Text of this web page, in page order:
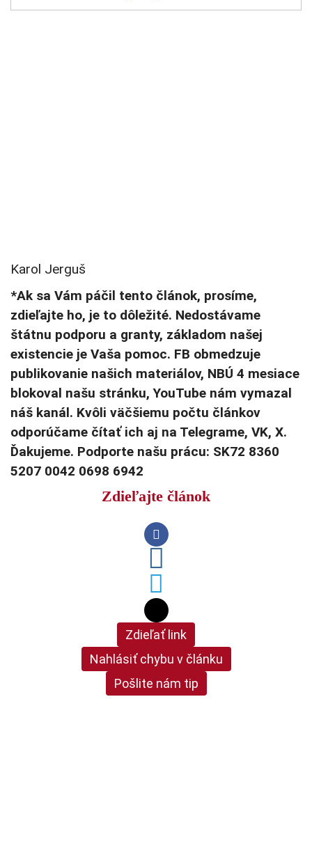
Karol Jerguš
*Ak sa Vám páčil tento článok, prosíme,
zdieľajte ho, je to dôležité. Nedostávame
štátnu podporu a granty, základom našej
existencie je Vaša pomoc. FB obmedzuje
publikovanie našich materiálov, NBÚ 4 mesiace
blokoval našu stránku, YouTube nám vymazal
náš kanál. Kvôli väčšiemu počtu článkov
odporúčame čítať ich aj na Telegrame, VK, X.
Ďakujeme. Podporte našu prácu: SK72 8360
5207 0042 0698 6942
Zdieľajte článok
Zdieľať link
Nahlásiť chybu v článku
Pošlite nám tip